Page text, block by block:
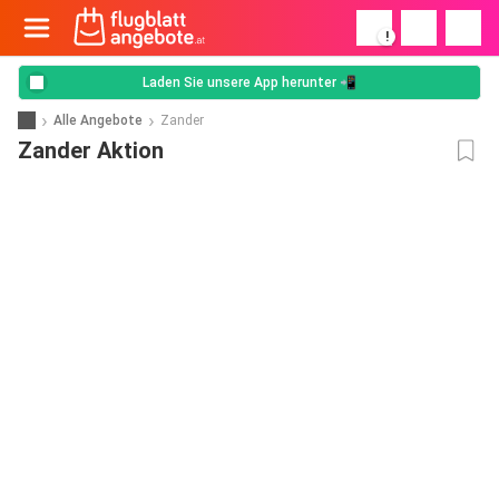
!
Laden Sie unsere App herunter 📲
Alle Angebote Zander
Zander Aktion